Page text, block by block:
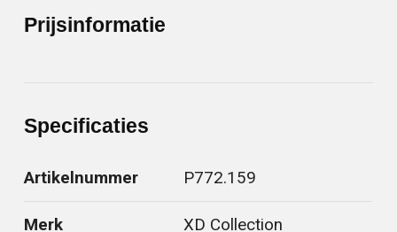
Prijsinformatie
Specificaties
Artikelnummer P772.159
Merk XD Collection